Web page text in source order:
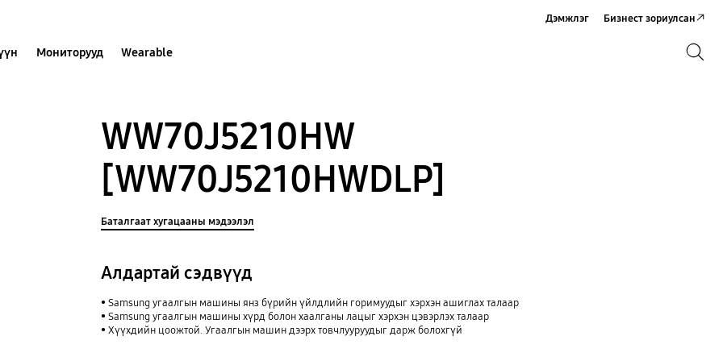
Мониторууд Wearable
Дэмжлэг Бизнест зориулсан
WW70J5210HW
[WW70J5210HWDLP]
Баталгаат хугацааны мэдээлэл
Алдартай сэдвүүд
Samsung угаалгын машины янз бүрийн үйлдлийн горимуудыг хэрхэн ашиглах талаар
Samsung угаалгын машины хүрд болон хаалганы лацыг хэрхэн цэвэрлэх талаар
Хүүхдийн цоожтой. Угаалгын машин дээрх товчлууруудыг дарж болохгүй